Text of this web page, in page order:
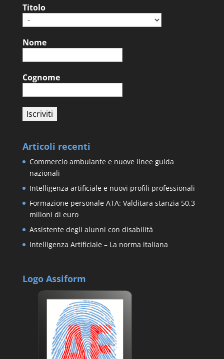
Titolo
Nome
Cognome
Articoli recenti
Commercio ambulante e nuove linee guida
nazionali
Intelligenza artificiale e nuovi profili professionali
Formazione personale ATA: Valditara stanzia 50,3
milioni di euro
Assistente degli alunni con disabilità
Intelligenza Artificiale – La norma italiana
Logo Assiform